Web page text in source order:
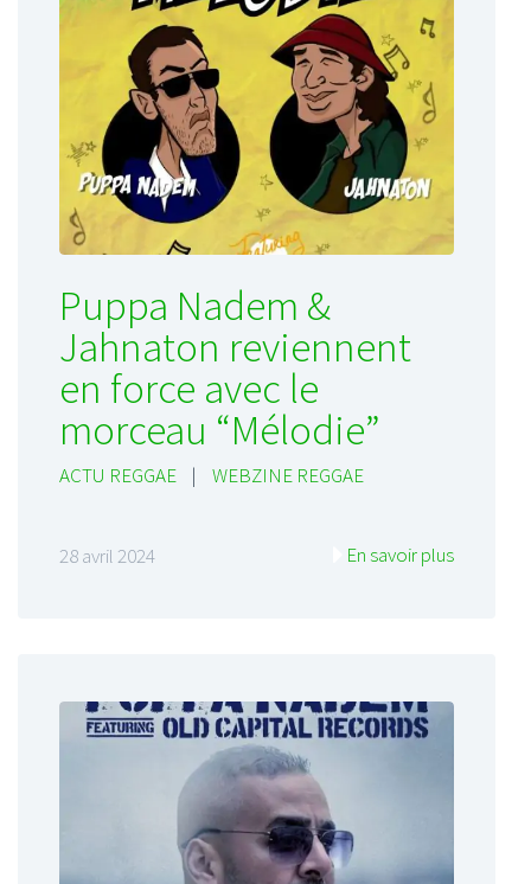
Puppa Nadem &
Jahnaton reviennent
en force avec le
morceau “Mélodie”
ACTU REGGAE | WEBZINE REGGAE
28 avril 2024 En savoir plus